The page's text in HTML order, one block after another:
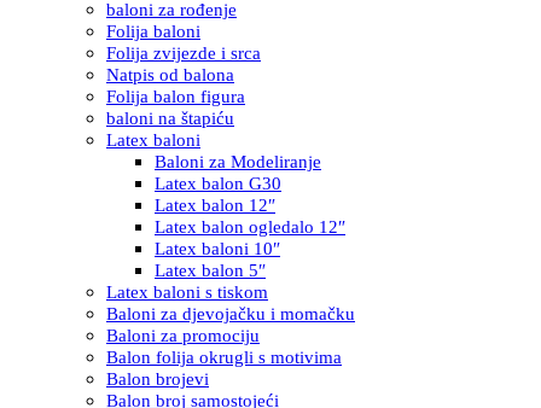
baloni za rođenje
Folija baloni
Folija zvijezde i srca
Natpis od balona
Folija balon figura
baloni na štapiću
Latex baloni
Baloni za Modeliranje
Latex balon G30
Latex balon 12″
Latex balon ogledalo 12″
Latex baloni 10″
Latex balon 5″
Latex baloni s tiskom
Baloni za djevojačku i momačku
Baloni za promociju
Balon folija okrugli s motivima
Balon brojevi
Balon broj samostojeći